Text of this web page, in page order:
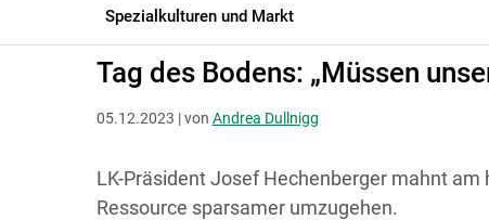
Spezialkulturen und Markt
LK Tirol Tirol Öffentlichkeitsarbeit
Tag des Bodens: „Müssen
05.12.2023 | von Andrea Dullnigg
LK-Präsident Josef Hechenberger mahnt
Ressource sparsamer umzugehen.